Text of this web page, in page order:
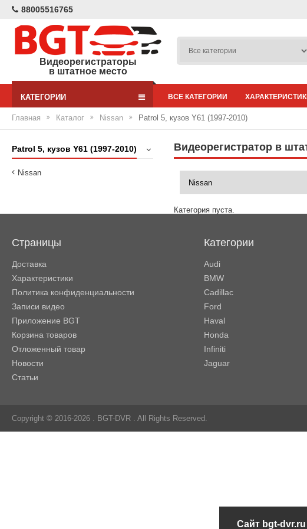
88005516765
Видеорегистраторы
в штатное место
КАТЕГОРИИ ВСЕ КАТЕГОРИИ
Главная Каталог Nissan Patrol 5, кузов Y61 (1997-2010)
Patrol 5, кузов Y61 (1997-2010)
Nissan
Видеорегистратор в
Категория пуста.
Страницы
Доставка
Характеристики
Политика конфиденциальности
Записи видео
Приложение BGT
Корзина товаров
Отложенный товар
Новости
Статьи
Категории
Audi
BMW
Cadillac
Ford
Haval
Honda
Infiniti
Jaguar
Copyright © 2016-2026 . BGT-DVR . All Rights Reserved.
Сайт bgt-dvr.ru